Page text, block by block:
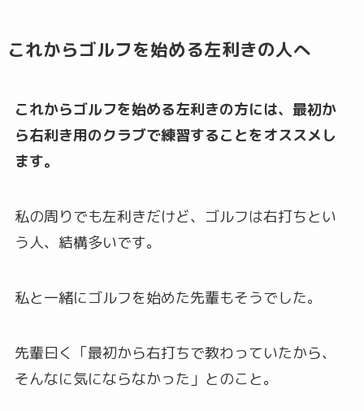
これからゴルフを始める左利きの人へ
これからゴルフを始める左利きの方には、最初か
ら右利き用のクラブで練習することをオススメし
ます。
私の周りでも左利きだけど、ゴルフは右打ちとい
う人、結構多いです。
私と一緒にゴルフを始めた先輩もそうでした。
先輩曰く「最初から右打ちで教わっていたから、
そんなに気にならなかった」とのこと。